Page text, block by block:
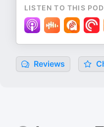
LISTEN TO THIS
Reviews